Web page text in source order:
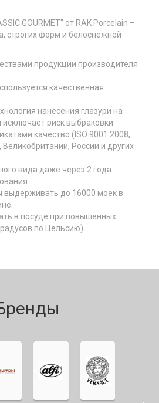
GOURMET" от RAK Porcelain –
строгих форм и белоснежной
продукции производителя
качественная
нанесения глазури на
риск выбраковки.
качество (ISO 9001:2008,
России и других
вида даже через 2 года
выдерживать до 16000 моек в
в посуде при повышенных
по Цельсию).